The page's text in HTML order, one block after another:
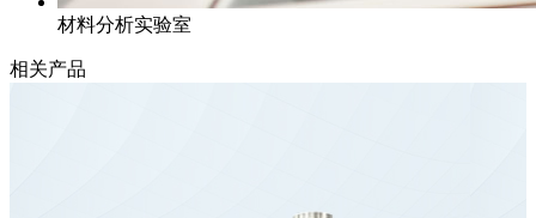
材料分析实验室
相关产品